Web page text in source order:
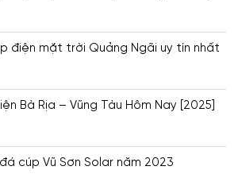
điện mặt trời Quảng Ngãi uy tín nhất
Bà Rịa – Vũng Tàu Hôm Nay [2025]
cúp Vũ Sơn Solar năm 2023